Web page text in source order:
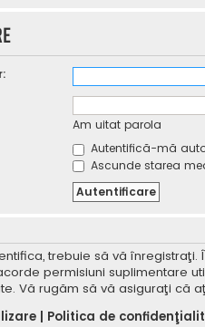
Am uitat parola
Autentifică-mă
Ascunde starea
trebuie să vă
permisiuni suplimentare
Vă rugăm să vă asiguraţi că
Politica de